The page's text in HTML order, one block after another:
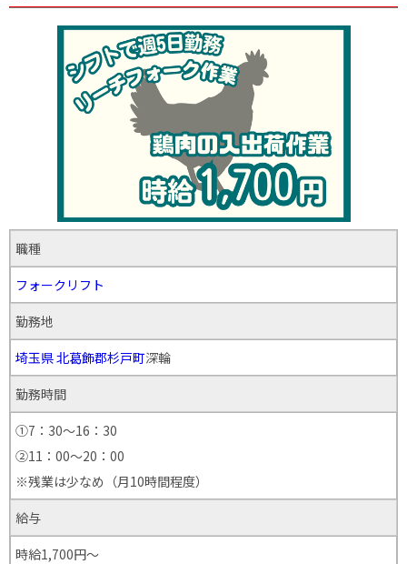
職種
フォークリフト
勤務地
埼玉県北葛飾郡杉戸町深輪
勤務時間
①7：30～16：30
②11：00～20：00
※残業は少なめ（月10時間程度）
給与
時給1,700円～